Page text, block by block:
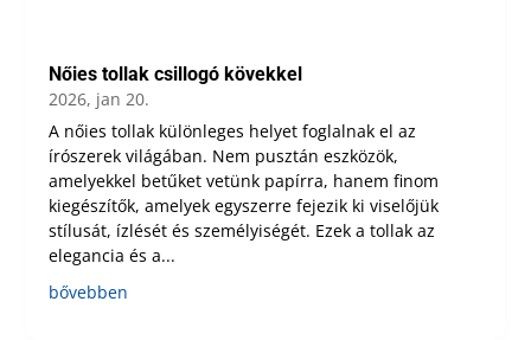
Nőies tollak csillogó kövekkel
2026, jan 20.
A nőies tollak különleges helyet foglalnak el az
írószerek világában. Nem pusztán eszközök,
amelyekkel betűket vetünk papírra, hanem finom
kiegészítők, amelyek egyszerre fejezik ki viselőjük
stílusát, ízlését és személyiségét. Ezek a tollak az
elegancia és a...
bővebben